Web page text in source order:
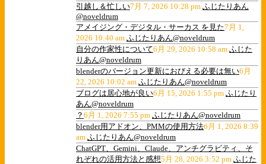
引越し＆忙しい7月 7, 2026 10:28 pm ふじたりあん
@noveldrum
アメイジング・デジタル・サーカス を見た7月 1,
2026 10:40 am ふじたりあん@noveldrum
自分の作家性について6月 29, 2026 10:58 am ふじた
りあん@noveldrum
blenderのバージョン更新におびえる必要は無い6月
22, 2026 10:02 am ふじたりあん@noveldrum
ブログは居心地が良い6月 15, 2026 1:55 pm ふじたり
あん@noveldrum
？ 6月 1, 2026 7:55 pm ふじたりあん@noveldrum
blender用アドオン、PMMの使用方法6月 1, 2026 8:39
am ふじたりあん@noveldrum
ChatGPT、Gemini、Claude、アンチグラビティ、そ
れぞれの活用方法と感想5月 28, 2026 3:52 pm ふじた